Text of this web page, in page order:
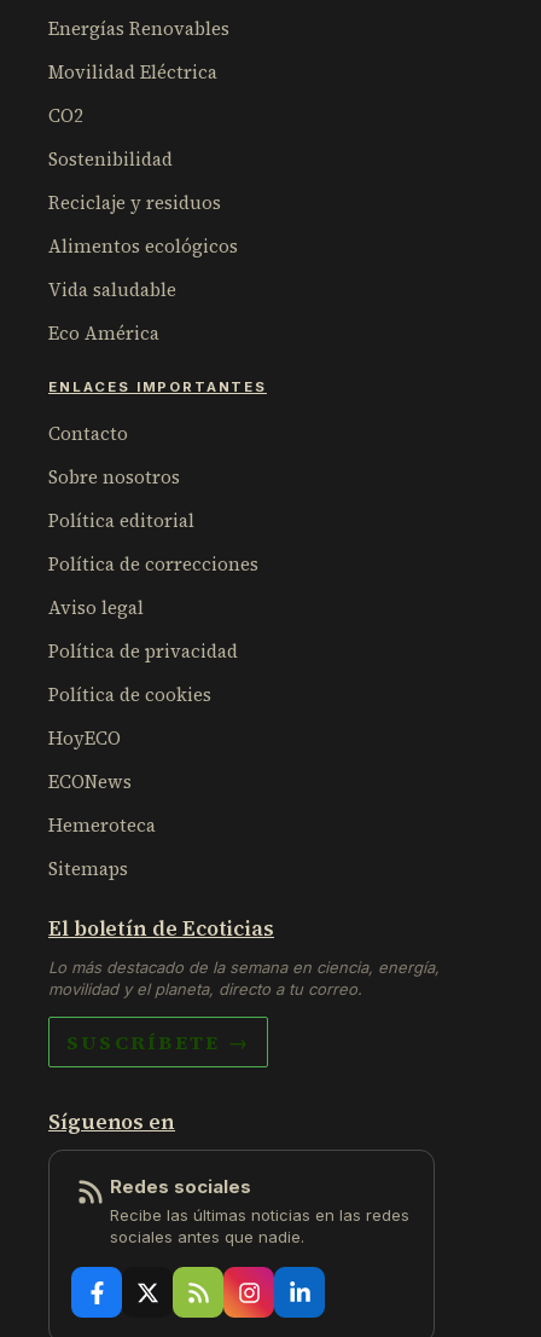
Energías Renovables
Movilidad Eléctrica
CO2
Sostenibilidad
Reciclaje y residuos
Alimentos ecológicos
Vida saludable
Eco América
ENLACES IMPORTANTES
Contacto
Sobre nosotros
Política editorial
Política de correcciones
Aviso legal
Política de privacidad
Política de cookies
HoyECO
ECONews
Hemeroteca
Sitemaps
El boletín de Ecoticias
Lo más destacado de la semana en ciencia, energía,
movilidad y el planeta, directo a tu correo.
SUSCRÍBETE →
Síguenos en
Redes sociales
Recibe las últimas noticias en las redes
sociales antes que nadie.